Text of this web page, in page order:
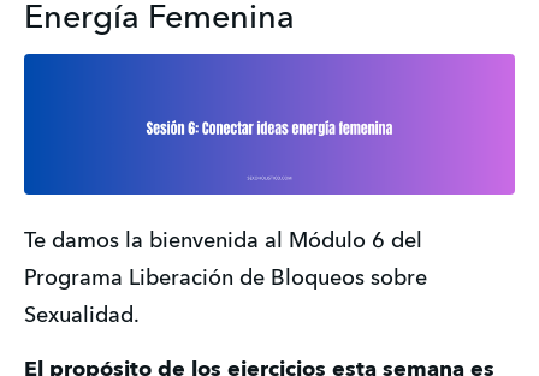
Energía Femenina
Te damos la bienvenida al Módulo 6 del
Programa Liberación de Bloqueos sobre
Sexualidad.
El propósito de los ejercicios esta semana es